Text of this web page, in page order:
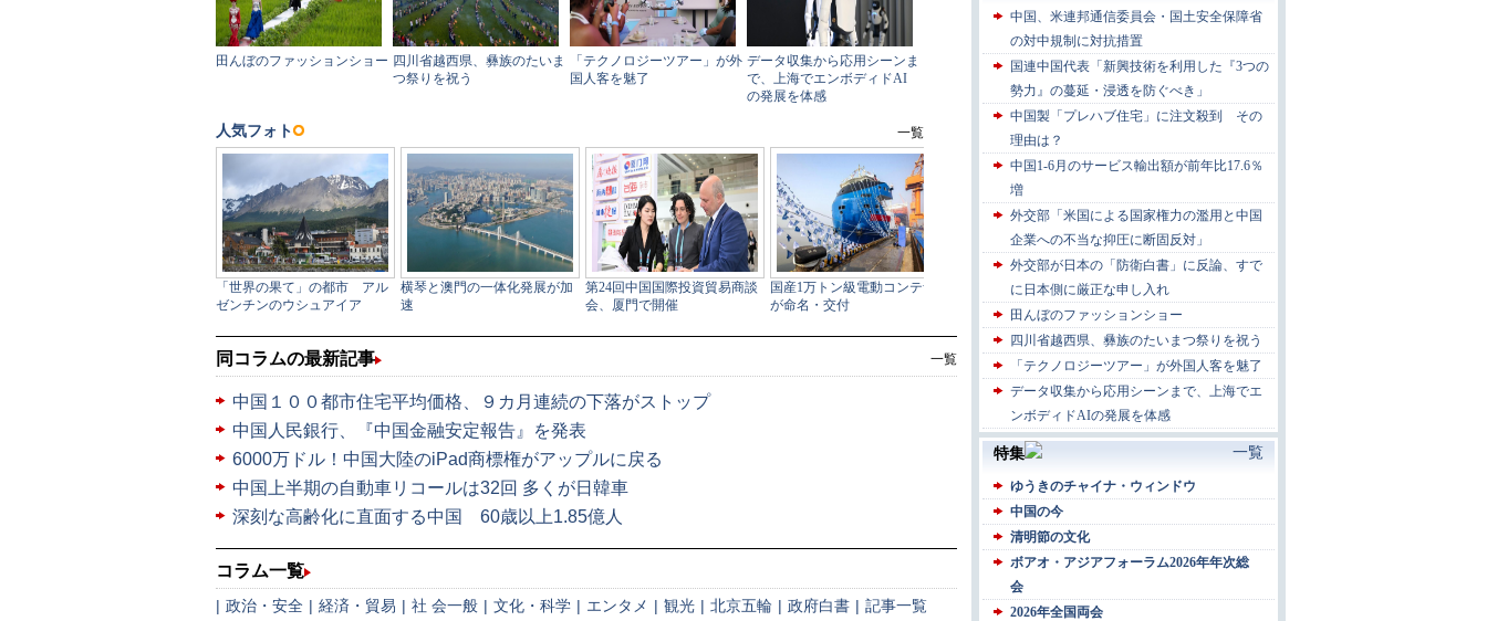
一覧
同コラムの最新記事
中国１００都市住宅平均価格、９カ月連続の下落がストップ
中国人民銀行、『中国金融安定報告』を発表
6000万ドル！中国大陸のiPad商標権がアップルに戻る
中国上半期の自動車リコールは32回 多くが日韓車
深刻な高齢化に直面する中国 60歳以上1.85億人
コラム一覧
| 政治・安全 | 経済・貿易 | 社 会一般 | 文化・科学 | エンタメ | 観光 | 北京五輪 | 政府白書 | 記事一覧